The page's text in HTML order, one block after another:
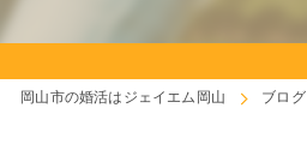
岡山市の婚活はジェイエム岡山 ブログ